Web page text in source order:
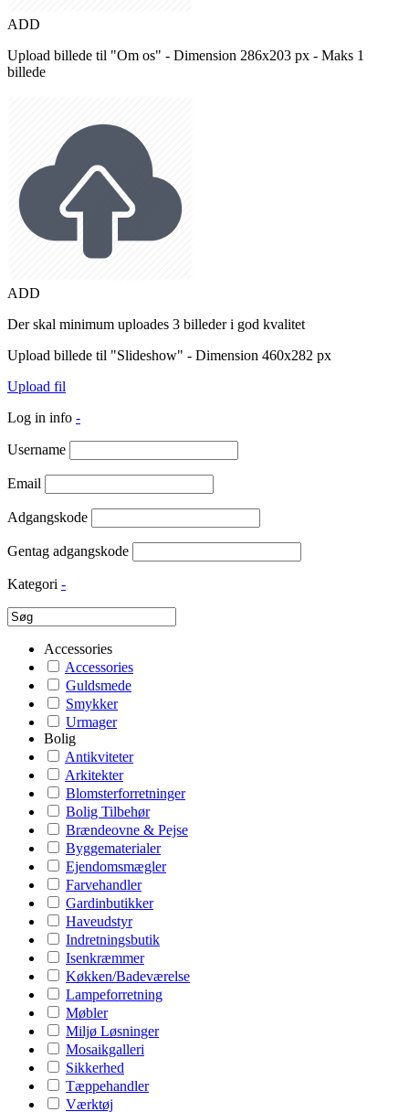
ADD
Upload billede til "Om os" - Dimension 286x203 px - Maks 1
billede
ADD
Der skal minimum uploades 3 billeder i god kvalitet
Upload billede til "Slideshow" - Dimension 460x282 px
Upload fil
Log in info -
Username
Email
Adgangskode
Gentag adgangskode
Kategori -
Accessories
Accessories
Guldsmede
Smykker
Urmager
Bolig
Antikviteter
Arkitekter
Blomsterforretninger
Bolig Tilbehør
Brændeovne & Pejse
Byggematerialer
Ejendomsmægler
Farvehandler
Gardinbutikker
Haveudstyr
Indretningsbutik
Isenkræmmer
Køkken/Badeværelse
Lampeforretning
Møbler
Miljø Løsninger
Mosaikgalleri
Sikkerhed
Tæppehandler
Værktøj